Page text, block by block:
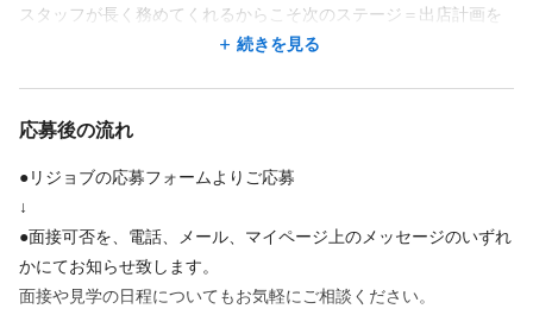
スタッフが長く務めてくれるからこそ次のステージ＝出店計画を
た！」そんな想いをもっていただけるようにしていきます！
続きを見る
応募後の流れ
●リジョブの応募フォームよりご応募
↓
●面接可否を、電話、メール、マイページ上のメッセージのいずれ
かにてお知らせ致します。
面接や見学の日程についてもお気軽にご相談ください。